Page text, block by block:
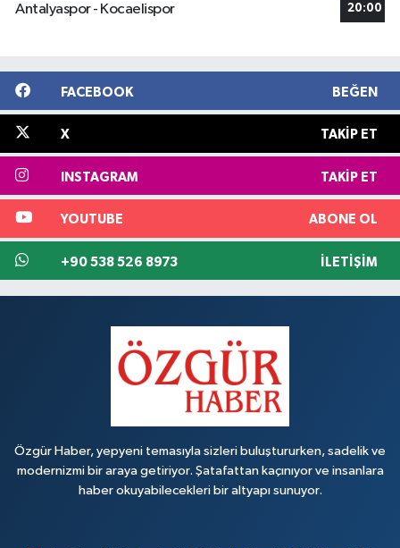
Antalyaspor - Kocaelispor 20:00
FACEBOOK BEĞEN
X TAKIP ET
INSTAGRAM TAKIP ET
YOUTUBE ABONE OL
+90 538 526 8973 İLETIŞIM
Özgür Haber, yepyeni temasıyla sizleri buluştururken, sadelik ve
modernizmi bir araya getiriyor. Şatafattan kaçınıyor ve insanlara
haber okuyabilecekleri bir altyapı sunuyor.